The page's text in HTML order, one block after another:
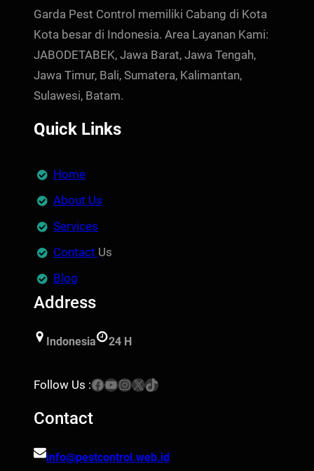
Garda Pest Control memiliki Cabang di Kota
Kota besar di Indonesia. Area Layanan Kami:
JABODETABEK, Jawa Barat, Jawa Tengah,
Jawa Timur, Bali, Sumatera, Kalimantan,
Sulawesi, Batam.
Quick Links
Home
About Us
Services
Contact Us
Blog
Address
Indonesia 24 H
Follow Us :Facebook YouTube Instagram X TikTok
Contact
info@pestcontrol.web.id